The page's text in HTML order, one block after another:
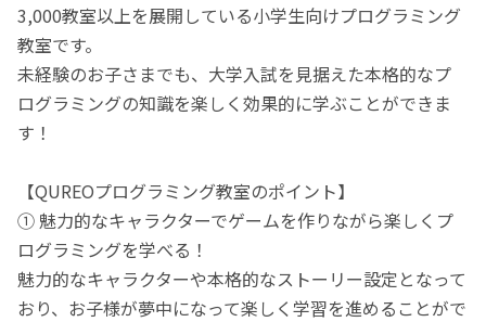
3,000教室以上を展開している小学生向けプログラミング
教室です。
未経験のお子さまでも、大学入試を見据えた本格的なプ
ログラミングの知識を楽しく効果的に学ぶことができま
す！
【QUREOプログラミング教室のポイント】
① 魅力的なキャラクターでゲームを作りながら楽しくプ
ログラミングを学べる！
魅力的なキャラクターや本格的なストーリー設定となって
おり、お子様が夢中になって楽しく学習を進めることがで